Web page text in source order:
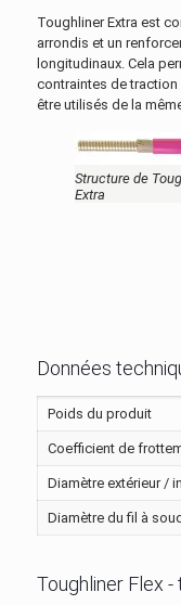
Toughliner Extra est
arrondis et un
longitudinaux. Cela
contraintes de traction
être utilisés de la
Structure de
Extra
Données
Poids du produit
Coefficient de
Diamètre extérieur /
Diamètre du fil à
Toughliner Flex